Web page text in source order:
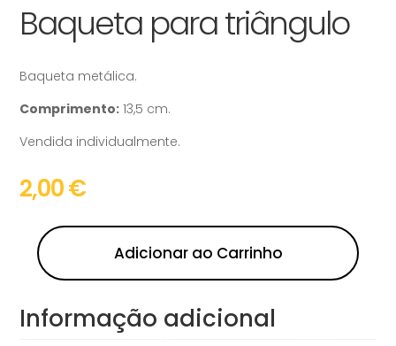
Baqueta para triângulo
Baqueta metálica.
Comprimento: 13,5 cm.
Vendida individualmente.
2,00€
Adicionar ao Carrinho
Informação adicional